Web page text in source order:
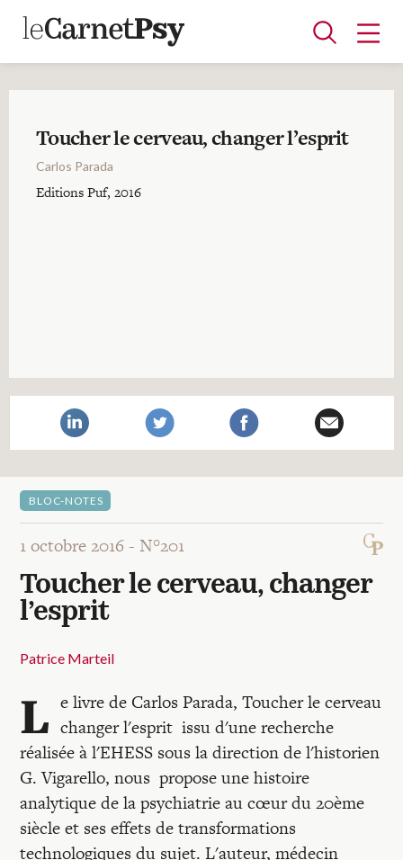
Articles
Recherches
Colloque
Mon panier
Mon compte
Toucher le cerveau, changer l’esprit
Carlos Parada
Editions Puf, 2016
BLOC-NOTES
1 octobre 2016 -N°201
Toucher le cerveau, changer
l’esprit
Patrice Marteil
L e livre de Carlos Parada, Toucher le cerveau
changer l'esprit issu d'une recherche
réalisée à l'EHESS sous la direction de l'historien
G. Vigarello, nous propose une histoire
analytique de la psychiatrie au cœur du 20ème
siècle et ses effets de transformations
technologiques du sujet. L'auteur, médecin